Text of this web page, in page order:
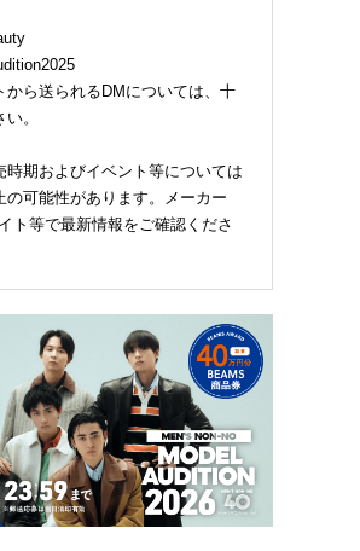
から送られるDMについては、十
。
期およびイベント等については
の可能性があります。メーカー
ト等で最新情報をご確認くださ